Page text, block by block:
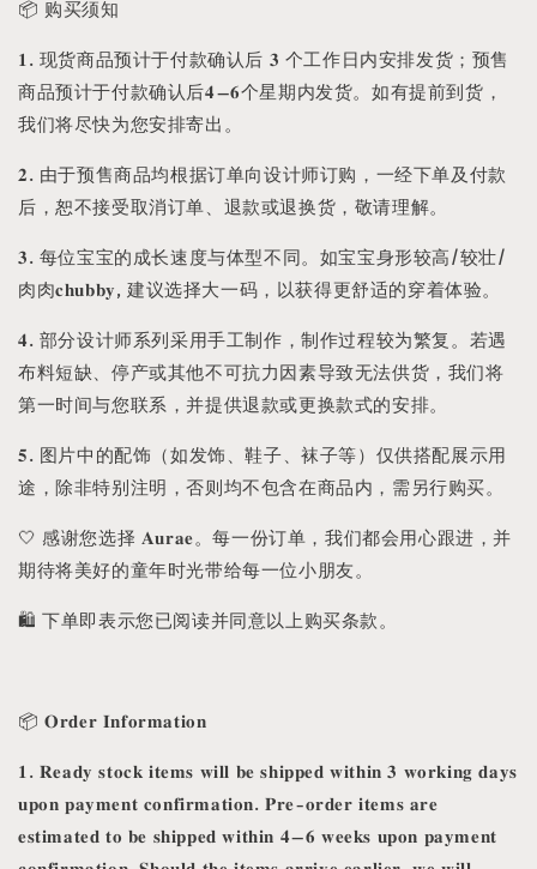
📦 购买须知
𝟏. 现货商品预计于付款确认后 𝟑 个工作日内安排发货；预售
商品预计于付款确认后𝟒–𝟔个星期内发货。如有提前到货，
我们将尽快为您安排寄出。
𝟐. 由于预售商品均根据订单向设计师订购，一经下单及付款
后，恕不接受取消订单、退款或退换货，敬请理解。
𝟑. 每位宝宝的成长速度与体型不同。如宝宝身形较高/较壮/
肉肉𝐜𝐡𝐮𝐛𝐛𝐲, 建议选择大一码，以获得更舒适的穿着体验。
𝟒. 部分设计师系列采用手工制作，制作过程较为繁复。若遇
布料短缺、停产或其他不可抗力因素导致无法供货，我们将
第一时间与您联系，并提供退款或更换款式的安排。
𝟓. 图片中的配饰（如发饰、鞋子、袜子等）仅供搭配展示用
途，除非特别注明，否则均不包含在商品内，需另行购买。
🤍 感谢您选择 𝐀𝐮𝐫𝐚𝐞。每一份订单，我们都会用心跟进，并
期待将美好的童年时光带给每一位小朋友。
🛍️ 下单即表示您已阅读并同意以上购买条款。
📦 𝐎𝐫𝐝𝐞𝐫 𝐈𝐧𝐟𝐨𝐫𝐦𝐚𝐭𝐢𝐨𝐧
𝟏. 𝐑𝐞𝐚𝐝𝐲 𝐬𝐭𝐨𝐜𝐤 𝐢𝐭𝐞𝐦𝐬 𝐰𝐢𝐥𝐥 𝐛𝐞 𝐬𝐡𝐢𝐩𝐩𝐞𝐝 𝐰𝐢𝐭𝐡𝐢𝐧 𝟑 𝐰𝐨𝐫𝐤𝐢𝐧𝐠 𝐝𝐚𝐲𝐬
𝐮𝐩𝐨𝐧 𝐩𝐚𝐲𝐦𝐞𝐧𝐭 𝐜𝐨𝐧𝐟𝐢𝐫𝐦𝐚𝐭𝐢𝐨𝐧. 𝐏𝐫𝐞-𝐨𝐫𝐝𝐞𝐫 𝐢𝐭𝐞𝐦𝐬 𝐚𝐫𝐞
𝐞𝐬𝐭𝐢𝐦𝐚𝐭𝐞𝐝 𝐭𝐨 𝐛𝐞 𝐬𝐡𝐢𝐩𝐩𝐞𝐝 𝐰𝐢𝐭𝐡𝐢𝐧 𝟒–𝟔 𝐰𝐞𝐞𝐤𝐬 𝐮𝐩𝐨𝐧 𝐩𝐚𝐲𝐦𝐞𝐧𝐭